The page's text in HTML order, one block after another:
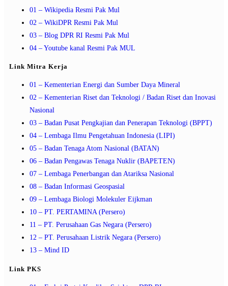
01 – Wikipedia Resmi Pak Mul
02 – WikiDPR Resmi Pak Mul
03 – Blog DPR RI Resmi Pak Mul
04 – Youtube kanal Resmi Pak MUL
Link Mitra Kerja
01 – Kementerian Energi dan Sumber Daya Mineral
02 – Kementerian Riset dan Teknologi / Badan Riset dan Inovasi
Nasional
03 – Badan Pusat Pengkajian dan Penerapan Teknologi (BPPT)
04 – Lembaga Ilmu Pengetahuan Indonesia (LIPI)
05 – Badan Tenaga Atom Nasional (BATAN)
06 – Badan Pengawas Tenaga Nuklir (BAPETEN)
07 – Lembaga Penerbangan dan Atariksa Nasional
08 – Badan Informasi Geospasial
09 – Lembaga Biologi Molekuler Eijkman
10 – PT. PERTAMINA (Persero)
11 – PT. Perusahaan Gas Negara (Persero)
12 – PT. Perusahaan Listrik Negara (Persero)
13 – Mind ID
Link PKS